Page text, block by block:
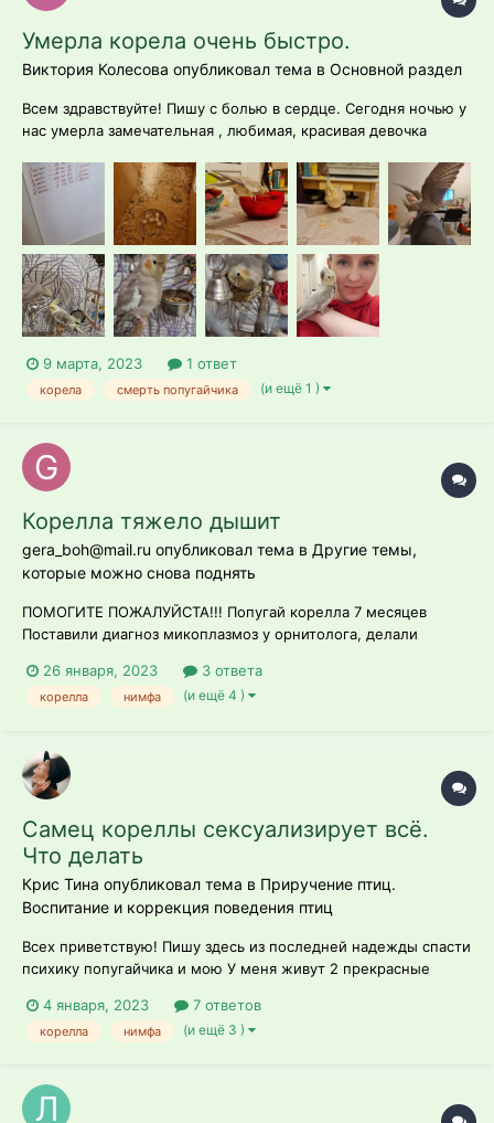
Умерла корела очень быстро.
Виктория Колесова опубликовал тема в Основной раздел
Всем здравствуйте! Пишу с болью в сердце. Сегодня ночью у
нас умерла замечательная , любимая, красивая девочка
произойти. Тюшу мы купили 2 года назад в возрасте 4-ёх
месяцев . Сразу же взяли большую клетку и много всяких
игрушек , переклади...
9 марта, 2023 1 ответ
корела смерть попугайчика (и ещё 1 )
Корелла тяжело дышит
gera_boh@mail.ru опубликовал тема в Другие темы,
которые можно снова поднять
ПОМОГИТЕ ПОЖАЛУЙСТА!!! Попугай корелла 7 месяцев
Поставили диагноз микоплазмоз у орнитолога, делали
сузпензия и нистатином Появились признаки болезни, начал
надувать шею сбоку и крехтеть по несколько минут подряд 3
26 января, 2023 3 ответа
корелла нимфа (и ещё 4 )
Самец кореллы сексуализирует всё.
Что делать
Крис Тина опубликовал тема в Приручение птиц.
Воспитание и коррекция поведения птиц
Всех приветствую! Пишу здесь из последней надежды спасти
психику попугайчика и мою У меня живут 2 прекрасные
Девочка идеальный питомец. Появилась первая в возврате
полугода. Ручная. Спокойная. Любит гладиться. Недолго
4 января, 2023 7 ответов
корелла нимфа (и ещё 3 )